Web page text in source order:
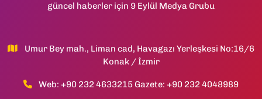
güncel haberler için 9 Eylül Medya Grubu
Umur Bey mah., Liman cad, Havagazı Yerleşkesi No:16/6
Konak / İzmir
Web: +90 232 4633215 Gazete: +90 232 4048989